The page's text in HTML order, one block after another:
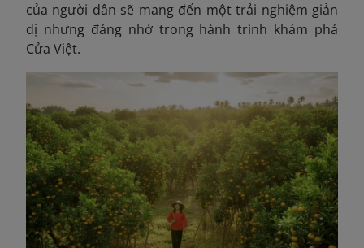
của người dân sẽ mang đến một trải nghiệm giản
dị nhưng đáng nhớ trong hành trình khám phá
Cửa Việt.